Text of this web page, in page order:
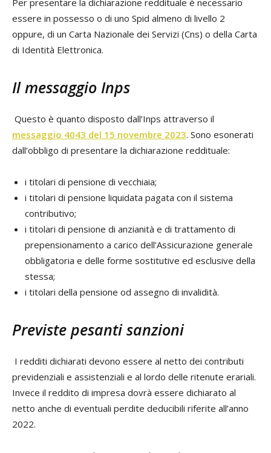
essere in possesso o di uno Spid almeno di livello 2
oppure, di un Carta Nazionale dei Servizi (Cns) o della Carta
di Identità Elettronica.
Il messaggio Inps
Questo è quanto disposto dall’Inps attraverso il
messaggio 4043 del 15 novembre 2023. Sono esonerati
dall’obbligo di presentare la dichiarazione reddituale:
i titolari di pensione di vecchiaia;
i titolari di pensione liquidata pagata con il sistema
contributivo;
i titolari di pensione di anzianità e di trattamento di
prepensionamento a carico dell’Assicurazione generale
obbligatoria e delle forme sostitutive ed esclusive della
stessa;
i titolari della pensione od assegno di invalidità.
Previste pesanti sanzioni
I redditi dichiarati devono essere al netto dei contributi
previdenziali e assistenziali e al lordo delle ritenute erariali.
Invece il reddito di impresa dovrà essere dichiarato al
netto anche di eventuali perdite deducibili riferite all’anno
2022.